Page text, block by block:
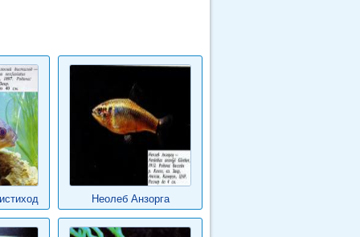
Неолеб Анзорга